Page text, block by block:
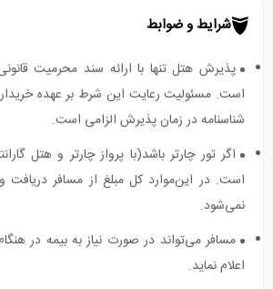
شرایط و ضوابط
پذیرش هتل تنها با ارائه سند محرمیت
است. مسئولیت رعایت این شرط بر عهده
شناسنامه در زمان پذیرش الزامی است.
اگر تور چارتر باشد(با پرواز چارتر و هتل
است. در این‌موارد کل مبلغ از مسافر
نمی‌شود.
مسافر می‌تواند در صورت نیاز به بیمه در
اعلام نماید.